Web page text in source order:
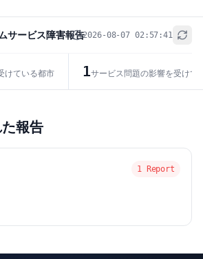
サービス障害報告2026-08-07 02:57:41
けている都市 1サービス問題の影響を受けて
+
報告
1 Report